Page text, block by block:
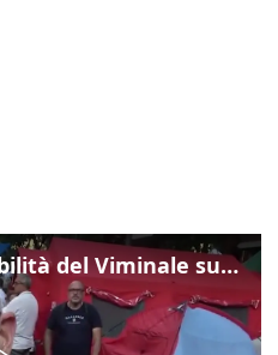
Gualtieri: "Responsabilità del Viminale su Spin Time? La posizione dei partiti è nota"